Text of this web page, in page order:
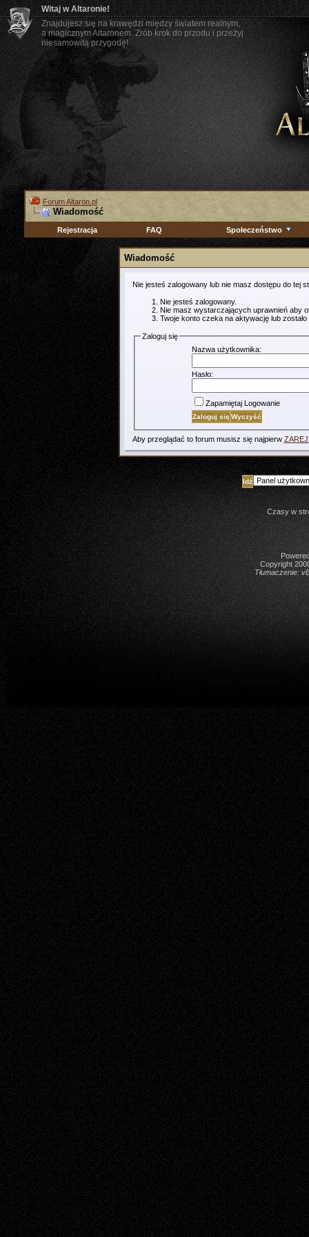
Witaj w Altaronie!
Znajdujesz się na krawędzi między światem realnym,
a magicznym Altaronem. Zrób krok do przodu i przeżyj
niesamowitą przygodę!
Forum Altaron.pl
Wiadomość
Rejestracja FAQ Społeczeństwo
Wiadomość
Nie jesteś zalogowany lub nie masz dostępu do tej
Nie jesteś zalogowany.
Nie masz wystarczających uprawnień aby
Twoje konto czeka na aktywację lub
Zaloguj się
Nazwa użytkownika:
Hasło:
Zapamiętaj Logowanie
Aby przeglądać to forum musisz się najpierw
Skocz do forum
Czasy w
Copyright
Tłumaczenie: